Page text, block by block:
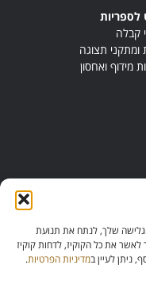
שלך, לנתח את תנועת
את כל הקוקיז, לדחות קוקיז
ניתן לעיין במדיניות הפרטיות.
לספריות
קבלה
ומתקני תצוגה
מידוף ואחסון